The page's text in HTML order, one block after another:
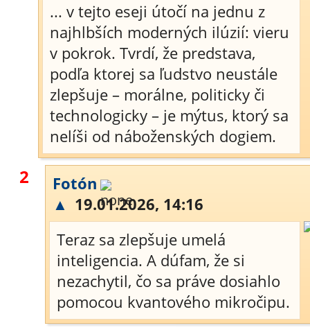
... v tejto eseji útočí na jednu z
najhlbších moderných ilúzií: vieru
v pokrok. Tvrdí, že predstava,
podľa ktorej sa ľudstvo neustále
zlepšuje – morálne, politicky či
technologicky – je mýtus, ktorý sa
nelíši od náboženských dogiem.
2
Fotón
▲ 19.01.2026, 14:16
Teraz sa zlepšuje umelá
inteligencia. A dúfam, že si
nezachytil, čo sa práve dosiahlo
pomocou kvantového mikročipu.